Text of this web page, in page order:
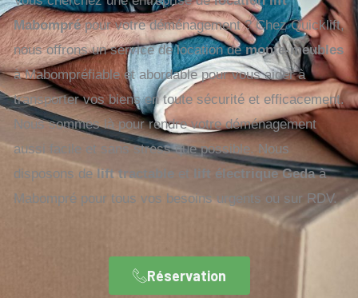
Mabomprépour votre déménagement ? Chez Quicklift,
nous offrons un service de location demonte-meubles
à Mabompréfiable et abordable pour vous aider à
transporter vos biens en toute sécurité et efficacement.
Nous sommes là pour rendre votre déménagement
aussi facile et sans stress que possible. Nous
disposons de lift tractable et lift électrique Gedaà
Mabompré pour tous vos besoins urgents ou sur RDV.
Réservation